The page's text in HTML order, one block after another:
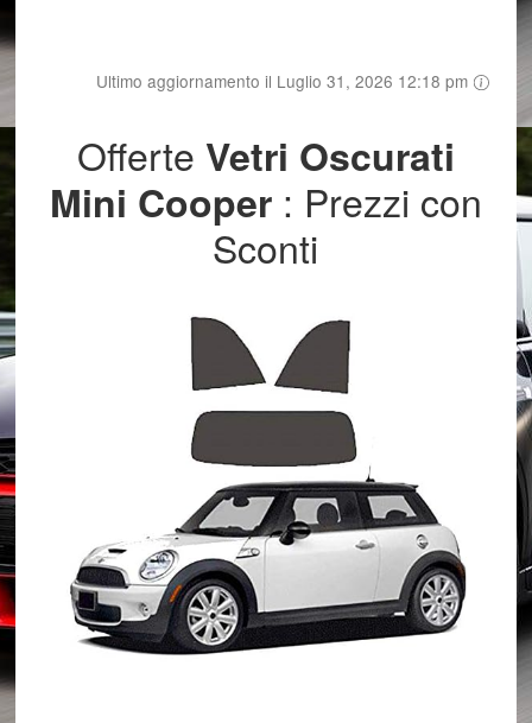
Ultimo aggiornamento il Luglio 31, 2026 12:18 pm
Offerte Vetri Oscurati
Mini Cooper: Prezzi con
Sconti